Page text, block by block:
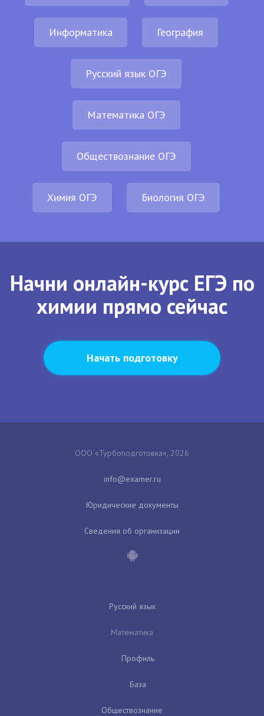
Информатика География
Русский язык ОГЭ
Математика ОГЭ
Обществознание ОГЭ
Химия ОГЭ Биология ОГЭ
Начни онлайн-курс ЕГЭ по
химии прямо сейчас
Начать подготовку
ООО «Турбоподготовка», 2026
Юридические документы
Сведения об организации
Русский язык
Математика
Профиль
База
Обществознание